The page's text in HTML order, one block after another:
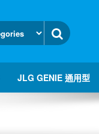
JLG GENIE 通用型